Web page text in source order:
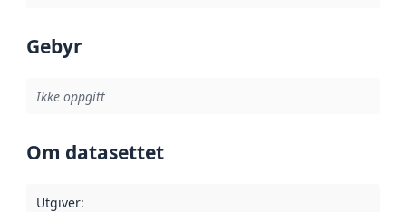
Gebyr
Ikke oppgitt
Om datasettet
Utgiver: